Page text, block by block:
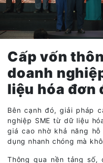
Cấp vốn
doanh
liệu hóa đơn
Bên cạnh đó, giải pháp
nghiệp SME từ dữ liệu
giá cao nhờ khả năng
dụng nhanh chóng mà
Thông qua nền tảng số,